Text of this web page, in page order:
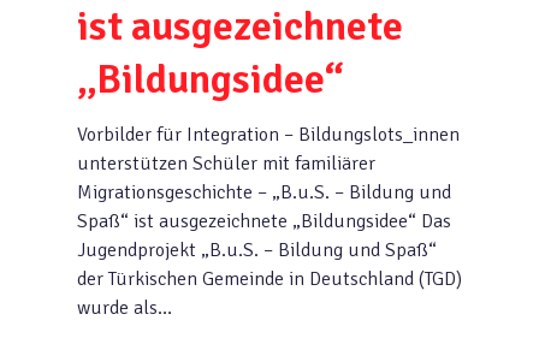
ist ausgezeichnete
„Bildungsidee“
Vorbilder für Integration – Bildungslots_innen
unterstützen Schüler mit familiärer
Migrationsgeschichte – „B.u.S. – Bildung und
Spaß“ ist ausgezeichnete „Bildungsidee“ Das
Jugendprojekt „B.u.S. – Bildung und Spaß“
der Türkischen Gemeinde in Deutschland (TGD)
wurde als…